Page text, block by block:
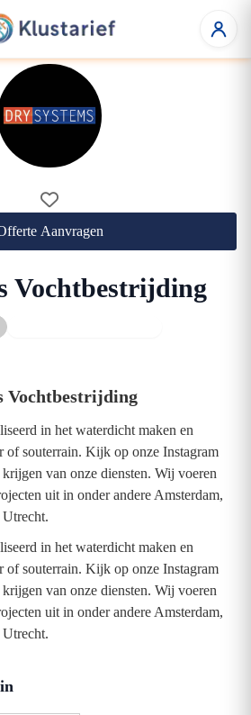
Aanvragen
Vochtbestrijding
Vochtbestrijding
in het waterdicht maken en
of souterrain. Kijk op onze Instagram
van onze diensten. Wij voeren
uit in onder andere Amsterdam,
in het waterdicht maken en
of souterrain. Kijk op onze Instagram
van onze diensten. Wij voeren
uit in onder andere Amsterdam,